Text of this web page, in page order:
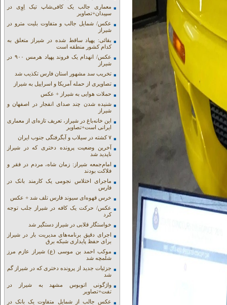
معماری جالب یک کافی‌شاپ تیک اِوِی در
سپیدان+تصاویر
عکس/ شمایل جالب و متفاوت بلیت مترو در
شیراز
بقائی: پهپاد ساقط شده در شیراز متعلق به
کدام کشور منطقه است
عکس/ انهدام یک فروند پهپاد هرمس ۹۰۰ در
شیراز
تخریب سد مشهور استان فارس تکذیب شد
تصاویری از حمله آمریکا و اسراییل به شیراز
حملات هوایی به شیراز + عکس
شنیده شدن چند صدای انفجار در اصفهان و
شیراز
این خانه‌باغ در شیراز، تعریف تازه‌ای از معماری
ایرانی است+تصاویر
۷ کشته در سیلاب و آبگرفتگی جنوب ایران
آخرین وضعیت پرونده دختری که در شیراز
ناپدید شد
امام‌جمعه شیراز: زمان شاه، مردم در فقر و
فلاکت بودند
ماجرای اختلاس نجومی یک کارمند بانک در
فارس
خرس قهوه‌ای سیوند فارس تلف شد + عکس
عکس/ حرکت یک کافه در شیراز جلب توجه
کرد
خواستگار قلابی در شیراز دستگیر شد
اجرای دقیق برنامه‌های مدیریت بار در شیراز
برای حفظ پایداری شبکه برق
موکب احمد بن موسی (ع) شیراز عازم مرز
شلمچه شد
جزئیات جدید از پرونده دختری که در شیراز گم
شد
واژگونی اتوبوس مشهد به شیراز در
تفت+تصاویر
عکس جالب از شمایل متفاوت یک بانک در